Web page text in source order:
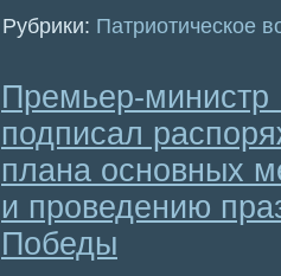
Рубрики: Патриотическое
Премьер-
подписал
плана основных
и проведению
Победы